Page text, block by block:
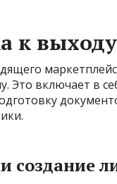
к
Это включает в
создание